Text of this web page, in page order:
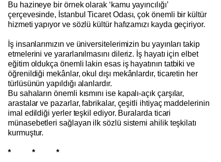
Bu hazineye bir örnek olarak ‘kamu yayıncılığı’
çerçevesinde, İstanbul Ticaret Odası, çok önemli bir kültür
hizmeti yapıyor ve sözlü kültür hafızamızı kayda geçiriyor.
İş insanlarımızın ve üniversitelerimizin bu yayınları takip
etmelerini ve yararlanılmasını dileriz. İş hayatı için elbet
eğitim oldukça önemli lakin esas iş hayatının tatbiki ve
öğrenildiği mekânlar, okul dışı mekânlardır, ticaretin her
türlüsünün yapıldığı alanlardır.
Bu sahaların önemli kısmını ise kapalı-açık çarşılar,
arastalar ve pazarlar, fabrikalar, çeşitli ihtiyaç maddelerinin
imal edildiği yerler teşkil ediyor. Buralarda ticari
münasebetleri sağlayan ilk sözlü sistemi ahilik teşkilatı
kurmuştur.
* * *